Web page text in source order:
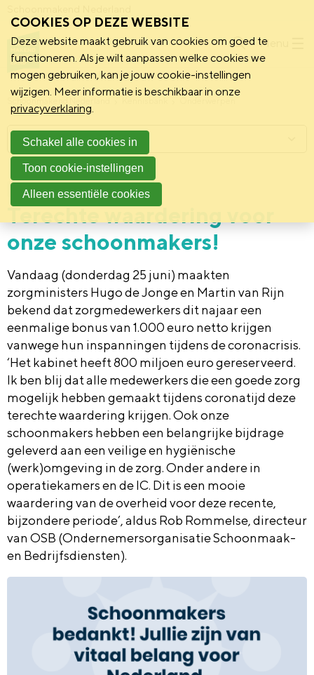
Menu
Schoonmakend Nederland
Nieuws 25 juni 2020
Terechte waardering voor
onze schoonmakers!
Vandaag (donderdag 25 juni) maakten
zorgministers Hugo de Jonge en Martin van Rijn
bekend dat zorgmedewerkers dit najaar een
eenmalige bonus van 1.000 euro netto krijgen
vanwege hun inspanningen tijdens de coronacrisis.
‘Het kabinet heeft 800 miljoen euro gereserveerd.
Ik ben blij dat alle medewerkers die een goede zorg
mogelijk hebben gemaakt tijdens coronatijd deze
terechte waardering krijgen. Ook onze
schoonmakers hebben een belangrijke bijdrage
geleverd aan een veilige en hygiënische
(werk)omgeving in de zorg. Onder andere in
operatiekamers en de IC. Dit is een mooie
waardering van de overheid voor deze recente,
bijzondere periode’, aldus Rob Rommelse, directeur
van OSB (Ondernemersorganisatie Schoonmaak-
en Bedrijfsdiensten).
Menu
COOKIES OP DEZE WEBSITE
Deze website maakt gebruik van cookies om goed te
functioneren. Als je wilt aanpassen welke cookies we
mogen gebruiken, kan je jouw cookie-instellingen
wijzigen. Meer informatie is beschikbaar in onze
privacyverklaring.
Schakel alle cookies in
Toon cookie-instellingen
Alleen essentiële cookies